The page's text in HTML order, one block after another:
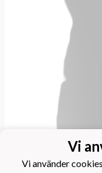
Maris Alexander M
Vi
Vi använder